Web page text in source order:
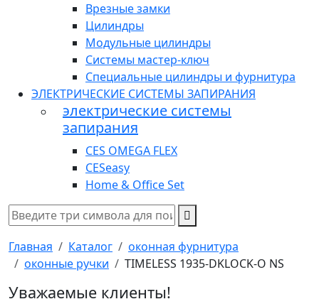
Врезные замки
Цилиндры
Модульные цилиндры
Системы мастер-ключ
Специальные цилиндры и фурнитура
ЭЛЕКТРИЧЕСКИЕ СИСТЕМЫ ЗАПИРАНИЯ
электрические системы
запирания
CES OMEGA FLEX
CESeasy
Home & Office Set
Главная Каталог
оконная фурнитура
оконные ручки
TIMELESS 1935-DKLOCK-O NS
Уважаемые клиенты!